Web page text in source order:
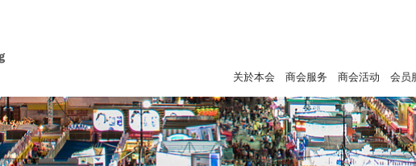
关於本会 商会服务 商会活动 会员